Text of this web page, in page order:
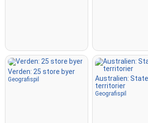
Verden: 25 store byer
Geografispil
Australien:
territorier
Geografispil